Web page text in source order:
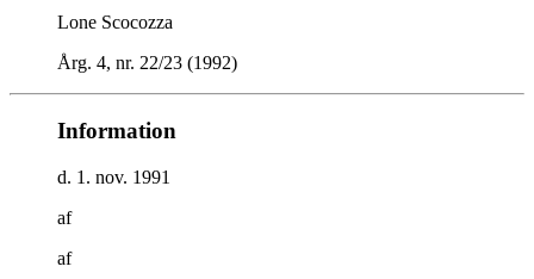
Lone Scocozza
Årg. 4, nr. 22/23 (1992)
Information
d. 1. nov. 1991
af
af